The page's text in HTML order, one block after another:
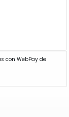
con WebPay de